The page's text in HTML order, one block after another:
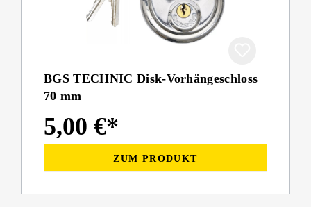
BGS TECHNIC Disk-Vorhängeschloss
70 mm
5,00 €*
ZUM PRODUKT